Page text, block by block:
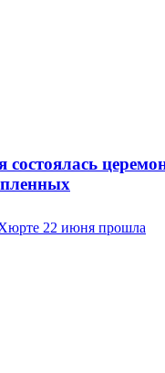
состоялась